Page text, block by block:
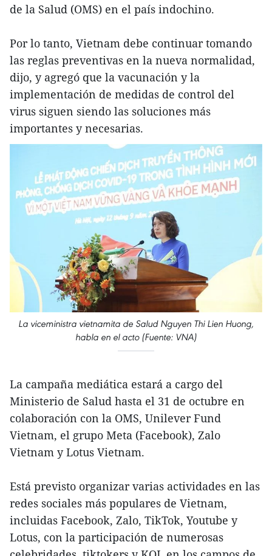
de la Salud (OMS) en el país indochino.
Por lo tanto, Vietnam debe continuar tomando
las reglas preventivas en la nueva normalidad,
dijo, y agregó que la vacunación y la
implementación de medidas de control del
virus siguen siendo las soluciones más
importantes y necesarias.
La viceministra vietnamita de Salud Nguyen Thi Lien Huong,
habla en el acto (Fuente: VNA)
La campaña mediática estará a cargo del
Ministerio de Salud hasta el 31 de octubre en
colaboración con la OMS, Unilever Fund
Vietnam, el grupo Meta (Facebook), Zalo
Vietnam y Lotus Vietnam.
Está previsto organizar varias actividades en las
redes sociales más populares de Vietnam,
incluidas Facebook, Zalo, TikTok, Youtube y
Lotus, con la participación de numerosas